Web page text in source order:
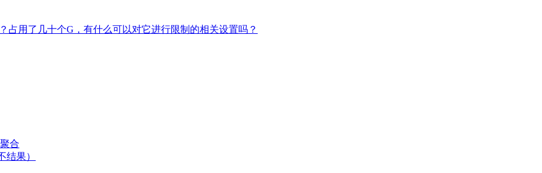
占用了几十个G，有什么可以对它进行限制的相关设置吗？
合
结果）